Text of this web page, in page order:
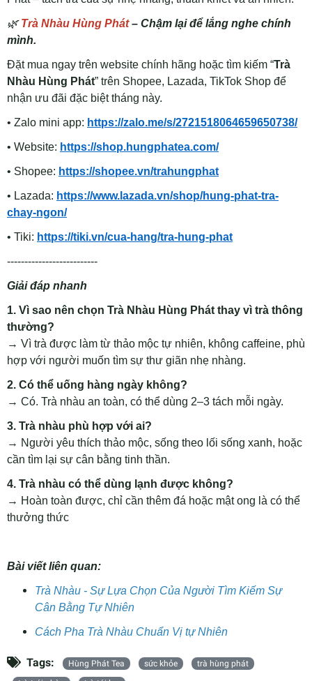
🌿 Trà Nhàu Hùng Phát– Chậm lại để lắng nghe chính
mình.
Đặt mua ngay trên website chính hãng hoặc tìm kiếm “Trà
Nhàu Hùng Phát” trên Shopee, Lazada, TikTok Shop để
nhận ưu đãi đặc biệt tháng này.
• Zalo mini app: https://zalo.me/s/2721518064659650738/
• Website: https://shop.hungphatea.com/
• Shopee: https://shopee.vn/trahungphat
• Lazada: https://www.lazada.vn/shop/hung-phat-tra-
chay-ngon/
• Tiki: https://tiki.vn/cua-hang/tra-hung-phat
--------------------------
Giải đáp nhanh
1. Vì sao nên chọn Trà Nhàu Hùng Phát thay vì trà thông
thường?
→ Vì trà được làm từ thảo mộc tự nhiên, không caffeine, phù
hợp với người muốn tìm sự thư giãn nhẹ nhàng.
2. Có thể uống hàng ngày không?
→ Có. Trà nhàu an toàn, có thể dùng 2–3 tách mỗi ngày.
3. Trà nhàu phù hợp với ai?
→ Người yêu thích thảo mộc, sống theo lối sống xanh, hoặc
cần tìm lại sự cân bằng tinh thần.
4. Trà nhàu có thể dùng lạnh được không?
→ Hoàn toàn được, chỉ cần thêm đá hoặc mật ong là có thể
thưởng thức
Bài viết liên quan:
Trà Nhàu - Sự Lựa Chọn Của Người Tìm Kiếm Sự
Cân Bằng Tự Nhiên
Cách Pha Trà Nhàu Chuẩn Vị tự Nhiên
Tags: Hùng Phát Tea sức khỏe
trà hùng phát